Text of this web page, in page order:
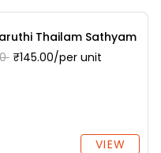
Thailam Sathyam
₹145.00/per unit
VIEW